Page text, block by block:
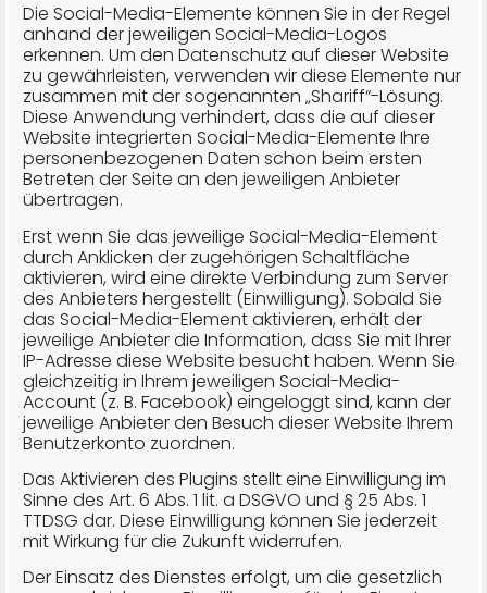
Die Social-Media-Elemente können Sie in der Regel
anhand der jeweiligen Social-Media-Logos
erkennen. Um den Datenschutz auf dieser Website
zu gewährleisten, verwenden wir diese Elemente nur
zusammen mit der sogenannten „Shariff“-Lösung.
Diese Anwendung verhindert, dass die auf dieser
Website integrierten Social-Media-Elemente Ihre
personenbezogenen Daten schon beim ersten
Betreten der Seite an den jeweiligen Anbieter
übertragen.
Erst wenn Sie das jeweilige Social-Media-Element
durch Anklicken der zugehörigen Schaltfläche
aktivieren, wird eine direkte Verbindung zum Server
des Anbieters hergestellt (Einwilligung). Sobald Sie
das Social-Media-Element aktivieren, erhält der
jeweilige Anbieter die Information, dass Sie mit Ihrer
IP-Adresse diese Website besucht haben. Wenn Sie
gleichzeitig in Ihrem jeweiligen Social-Media-
Account (z. B. Facebook) eingeloggt sind, kann der
jeweilige Anbieter den Besuch dieser Website Ihrem
Benutzerkonto zuordnen.
Das Aktivieren des Plugins stellt eine Einwilligung im
Sinne des Art. 6 Abs. 1 lit. a DSGVO und § 25 Abs. 1
TTDSG dar. Diese Einwilligung können Sie jederzeit
mit Wirkung für die Zukunft widerrufen.
Der Einsatz des Dienstes erfolgt, um die gesetzlich